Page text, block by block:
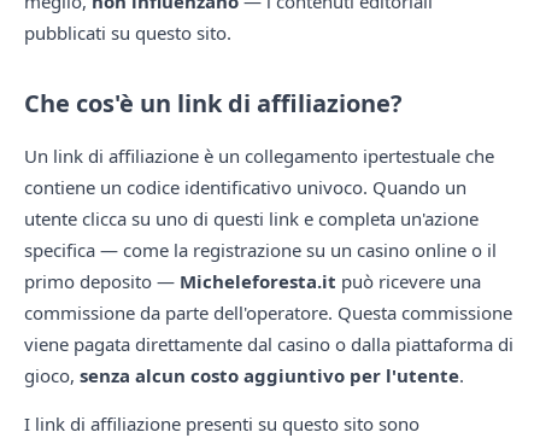
pubblicati su questo sito.
Che cos'è un link di affiliazione?
Un link di affiliazione è un collegamento ipertestuale che
contiene un codice identificativo univoco. Quando un
utente clicca su uno di questi link e completa un'azione
specifica — come la registrazione su un casino online o il
primo deposito — Micheleforesta.it può ricevere una
commissione da parte dell'operatore. Questa commissione
viene pagata direttamente dal casino o dalla piattaforma di
gioco, senza alcun costo aggiuntivo per l'utente.
I link di affiliazione presenti su questo sito sono